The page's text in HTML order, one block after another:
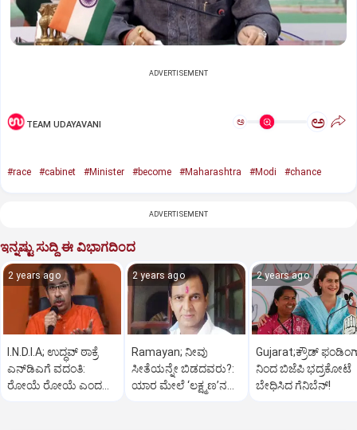
ADVERTISEMENT
TEAM UDAYAVANI ಅ ಅ
#race #cabinet #Minister #become #Maharashtra #Modi #chance
ADVERTISEMENT
ಇನ್ನಷ್ಟು ಸುದ್ದಿ ಈ ವಿಭಾಗದಿಂದ
2 years ago
I.N.D.I.A; ಉದ್ಧವ್‌ ಠಾಕ್ರೆ
ಎನ್‌ಡಿಎಗೆ ವದಂತಿ:
ರೋಯೆ ರೋಯೆ ಎಂದ
2 years ago
Ramayan; ನೀವು
ಸೀತೆಯನ್ನೇ ಬಿಡದವರು?:
ಯಾರ ಮೇಲೆ ‘ಲಕ್ಷ್ಮಣ’ನ
2 years ago
Gujarat;ಕ್ರೌಡ್‌
ನಿಂದ ಬಿಜೆಪಿ ಭದ್ರಕೋಟೆ
ಬೇಧಿಸಿದ ಗೆನಿಬೆನ್‌!